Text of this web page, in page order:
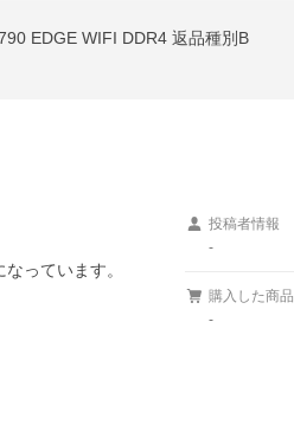
EDGE WIFI DDR4 返品種別B
っています。
投稿者情報
-
購入した商品
-